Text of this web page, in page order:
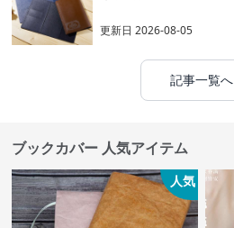
更新日2026-08-05
記事一覧へ
ブックカバー 人気アイテム
人気